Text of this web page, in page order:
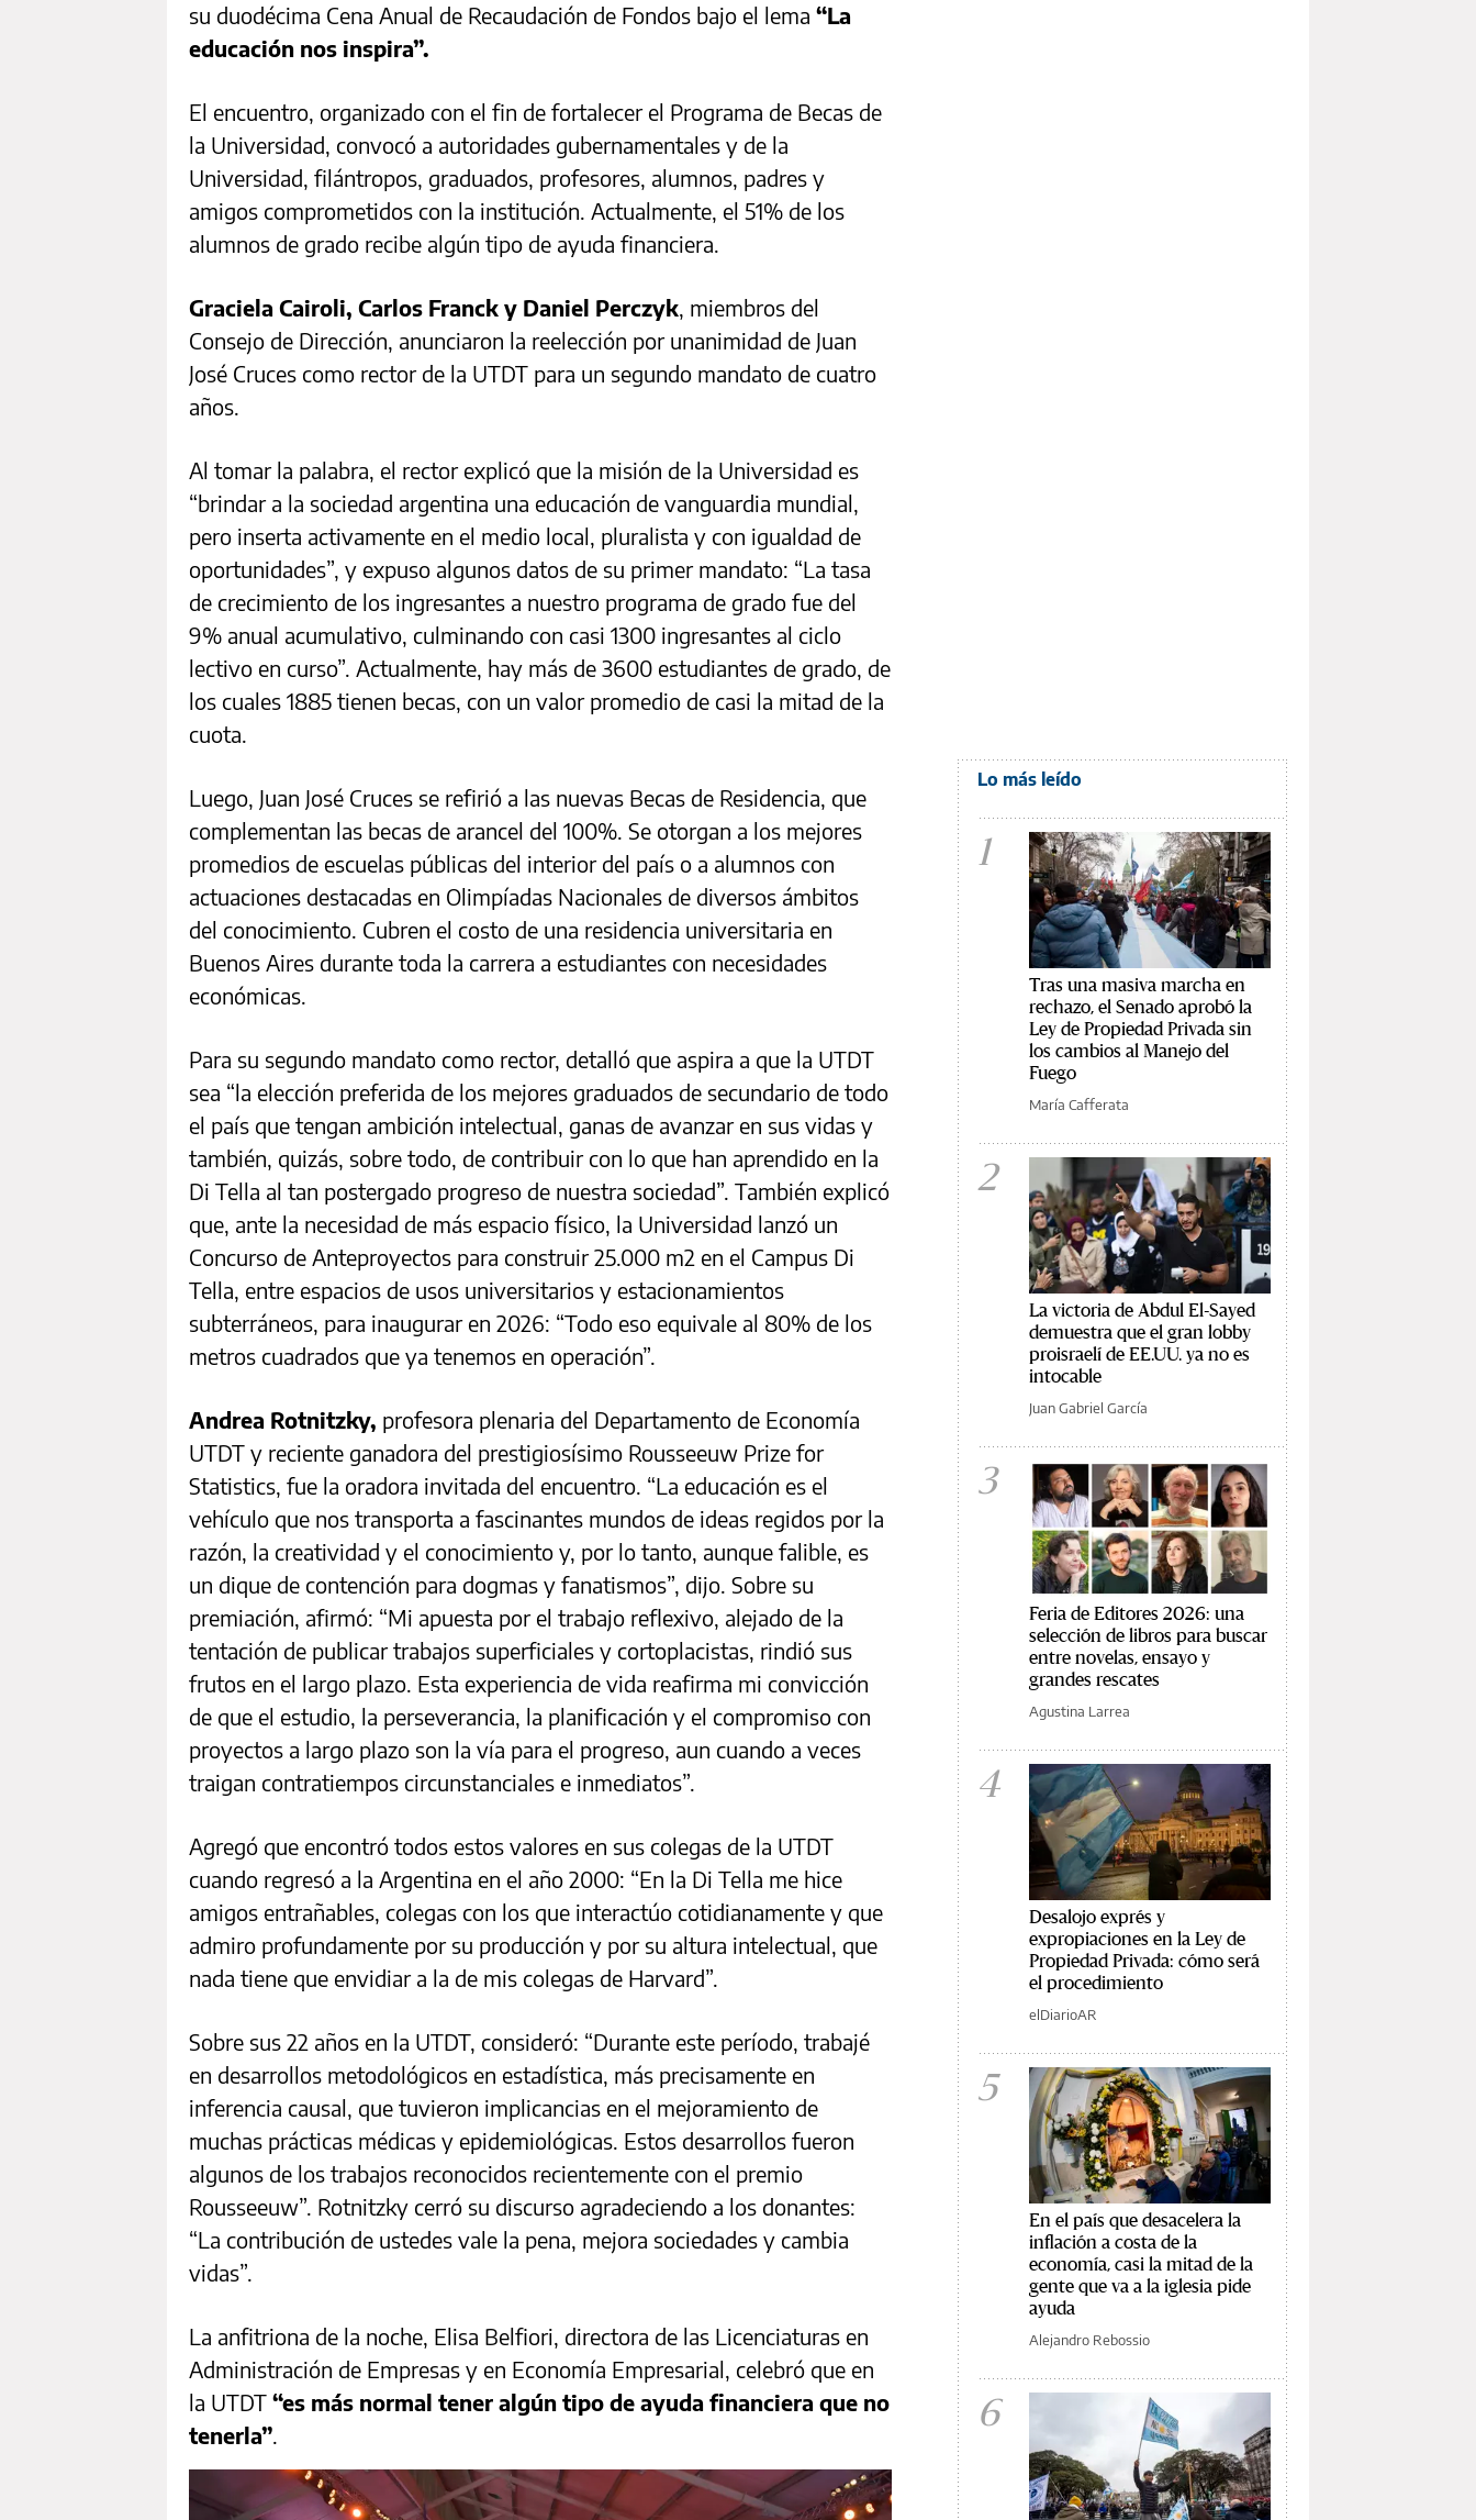
su duodécima Cena Anual de Recaudación de Fondos bajo el lema “La
educación nos inspira”.
El encuentro, organizado con el fin de fortalecer el Programa de Becas de
la Universidad, convocó a autoridades gubernamentales y de la
Universidad, filántropos, graduados, profesores, alumnos, padres y
amigos comprometidos con la institución. Actualmente, el 51% de los
alumnos de grado recibe algún tipo de ayuda financiera.
Graciela Cairoli, Carlos Franck y Daniel Perczyk, miembros del
Consejo de Dirección, anunciaron la reelección por unanimidad de Juan
José Cruces como rector de la UTDT para un segundo mandato de cuatro
años.
Al tomar la palabra, el rector explicó que la misión de la Universidad es
“brindar a la sociedad argentina una educación de vanguardia mundial,
pero inserta activamente en el medio local, pluralista y con igualdad de
oportunidades”, y expuso algunos datos de su primer mandato: “La tasa
de crecimiento de los ingresantes a nuestro programa de grado fue del
9% anual acumulativo, culminando con casi 1300 ingresantes al ciclo
lectivo en curso”. Actualmente, hay más de 3600 estudiantes de grado, de
los cuales 1885 tienen becas, con un valor promedio de casi la mitad de la
cuota.
Luego, Juan José Cruces se refirió a las nuevas Becas de Residencia, que
complementan las becas de arancel del 100%. Se otorgan a los mejores
promedios de escuelas públicas del interior del país o a alumnos con
actuaciones destacadas en Olimpíadas Nacionales de diversos ámbitos
del conocimiento. Cubren el costo de una residencia universitaria en
Buenos Aires durante toda la carrera a estudiantes con necesidades
económicas.
Para su segundo mandato como rector, detalló que aspira a que la UTDT
sea “la elección preferida de los mejores graduados de secundario de todo
el país que tengan ambición intelectual, ganas de avanzar en sus vidas y
también, quizás, sobre todo, de contribuir con lo que han aprendido en la
Di Tella al tan postergado progreso de nuestra sociedad”. También explicó
que, ante la necesidad de más espacio físico, la Universidad lanzó un
Concurso de Anteproyectos para construir 25.000 m2 en el Campus Di
Tella, entre espacios de usos universitarios y estacionamientos
subterráneos, para inaugurar en 2026: “Todo eso equivale al 80% de los
metros cuadrados que ya tenemos en operación”.
Andrea Rotnitzky, profesora plenaria del Departamento de Economía
UTDT y reciente ganadora del prestigiosísimo Rousseeuw Prize for
Statistics, fue la oradora invitada del encuentro. “La educación es el
vehículo que nos transporta a fascinantes mundos de ideas regidos por la
razón, la creatividad y el conocimiento y, por lo tanto, aunque falible, es
un dique de contención para dogmas y fanatismos”, dijo. Sobre su
premiación, afirmó: “Mi apuesta por el trabajo reflexivo, alejado de la
tentación de publicar trabajos superficiales y cortoplacistas, rindió sus
frutos en el largo plazo. Esta experiencia de vida reafirma mi convicción
de que el estudio, la perseverancia, la planificación y el compromiso con
proyectos a largo plazo son la vía para el progreso, aun cuando a veces
traigan contratiempos circunstanciales e inmediatos”.
Agregó que encontró todos estos valores en sus colegas de la UTDT
cuando regresó a la Argentina en el año 2000: “En la Di Tella me hice
amigos entrañables, colegas con los que interactúo cotidianamente y que
admiro profundamente por su producción y por su altura intelectual, que
nada tiene que envidiar a la de mis colegas de Harvard”.
Sobre sus 22 años en la UTDT, consideró: “Durante este período, trabajé
en desarrollos metodológicos en estadística, más precisamente en
inferencia causal, que tuvieron implicancias en el mejoramiento de
muchas prácticas médicas y epidemiológicas. Estos desarrollos fueron
algunos de los trabajos reconocidos recientemente con el premio
Rousseeuw”. Rotnitzky cerró su discurso agradeciendo a los donantes:
“La contribución de ustedes vale la pena, mejora sociedades y cambia
vidas”.
La anfitriona de la noche, Elisa Belfiori, directora de las Licenciaturas en
Administración de Empresas y en Economía Empresarial, celebró que en
la UTDT “es más normal tener algún tipo de ayuda financiera que no
tenerla”.
Lo más leído
1
Tras una masiva marcha en
rechazo, el Senado aprobó la
Ley de Propiedad Privada sin
los cambios al Manejo del
Fuego
María Cafferata
2
La victoria de Abdul El-Sayed
demuestra que el gran lobby
proisraelí de EE.UU. ya no es
intocable
Juan Gabriel García
3
Feria de Editores 2026: una
selección de libros para buscar
entre novelas, ensayo y
grandes rescates
Agustina Larrea
4
Desalojo exprés y
expropiaciones en la Ley de
Propiedad Privada: cómo será
el procedimiento
elDiarioAR
5
En el país que desacelera la
inflación a costa de la
economía, casi la mitad de la
gente que va a la iglesia pide
ayuda
Alejandro Rebossio
6